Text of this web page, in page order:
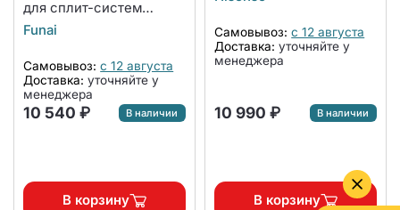
для сплит-систем
DAIJIN, сплит-систем с
насоса ONSEN и
внутренних блоков
настенного типа DAIJIN
мульти сплит-систем
Funai
Самовывоз: с 12 августа
Доставка: уточняйте у
менеджера
10 540 ₽ В наличии
В корзину
Самовывоз: с 12 августа
Доставка: уточняйте у
менеджера
10 990 ₽ В наличии
В корзину